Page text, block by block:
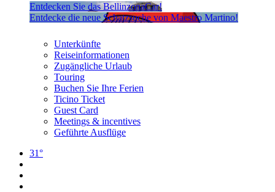
Entdecken Sie das BellinzonaCar!
Entdecke die neue Schatzsuche von Maestro Martino!
Unterkünfte
Reiseinformationen
Zugängliche Urlaub
Touring
Buchen Sie Ihre Ferien
Ticino Ticket
Guest Card
Meetings & incentives
Geführte Ausflüge
31°